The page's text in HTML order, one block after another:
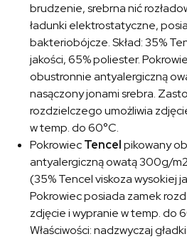
brudzenie, srebrna nić
ładunki elektrostatyczne,
bakteriobójcze. Skład: 35%
jakości, 65% poliester.
obustronnie antyalergiczną
nasączony jonami srebra.
rozdzielczego umożliwia
w temp. do 60°C.
PokrowiecTencelpikowany
antyalergiczną owatą 300g/
(35% Tencel viskoza wysokiej
Pokrowiec posiada zamek
zdjęcie i wypranie w temp. do
Właściwości: nadzwyczaj